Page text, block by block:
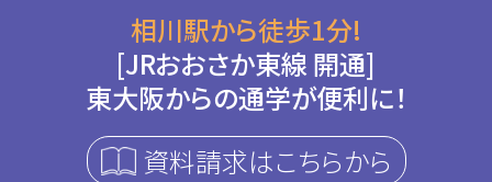
相川駅から徒歩1分!
[JRおおさか東線 開通]
東大阪からの通学が便利に！
資料請求はこちらから